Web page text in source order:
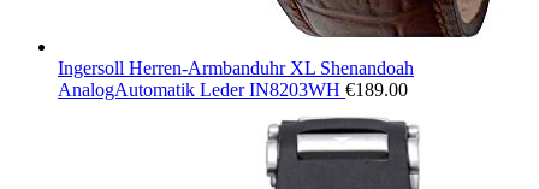
Ingersoll Herren-Armbanduhr XL Shenandoah
AnalogAutomatik Leder IN8203WH €189.00